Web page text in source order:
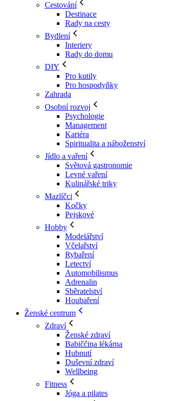
Cestování
Destinace
Rady na cesty
Bydlení
Interiery
Rady do domu
DIY
Pro kutily
Pro hospodyňky
Zahrada
Osobní rozvoj
Psychologie
Management
Kariéra
Spiritualita a náboženství
Jídlo a vaření
Světová gastronomie
Levné vaření
Kulinářské triky
Mazlíčci
Kočky
Pejskové
Hobby
Modelářství
Včelařství
Rybaření
Letectví
Automobilismus
Adrenalin
Sběratelství
Houbaření
Ženské centrum
Zdraví
Ženské zdraví
Babiččina lékárna
Hubnutí
Duševní zdraví
Wellbeing
Fitness
Jóga a pilates